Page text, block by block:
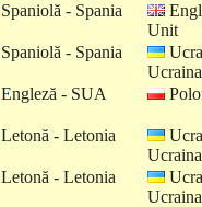
Spaniolă - Spania
Unit
Spaniolă - Spania
Ucraina
Engleză - SUA
Letonă - Letonia
Ucraina
Letonă - Letonia
Ucraina